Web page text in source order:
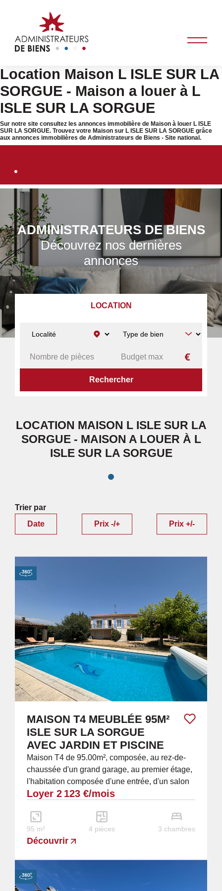
Location Maison L ISLE SUR LA
SORGUE - Maison a louer à L
ISLE SUR LA SORGUE
Sur notre site consultez les annonces immobilière de Maison à louer L ISLE
SUR LA SORGUE. Trouvez votre Maison sur L ISLE SUR LA SORGUE grâce
aux annonces immobilières de Administrateurs de Biens - Site national.
ADMINISTRATEURS DE BIENS
Découvrez nos dernières
annonces
LOCATION
MAISON L ISLE SUR LA SORGUE
LOCATION MAISON L ISLE SUR LA
SORGUE - MAISON A LOUER À L
ISLE SUR LA SORGUE
Trier par
Date
Prix -/+ Prix +/-
MAISON T4 MEUBLÉE 95M²
ISLE SUR LA SORGUE
AVEC JARDIN ET PISCINE
Maison T4 de 95.00m², composée, au rez-de-
chaussée d'un grand garage, au premier étage,
l'habitation composée d'une entrée, d'un salon
climatisé, d'une cuisine séparée, de deux...
Loyer 2 123 €/mois
95 m² 4 pièces 3 chambres
Découvrir